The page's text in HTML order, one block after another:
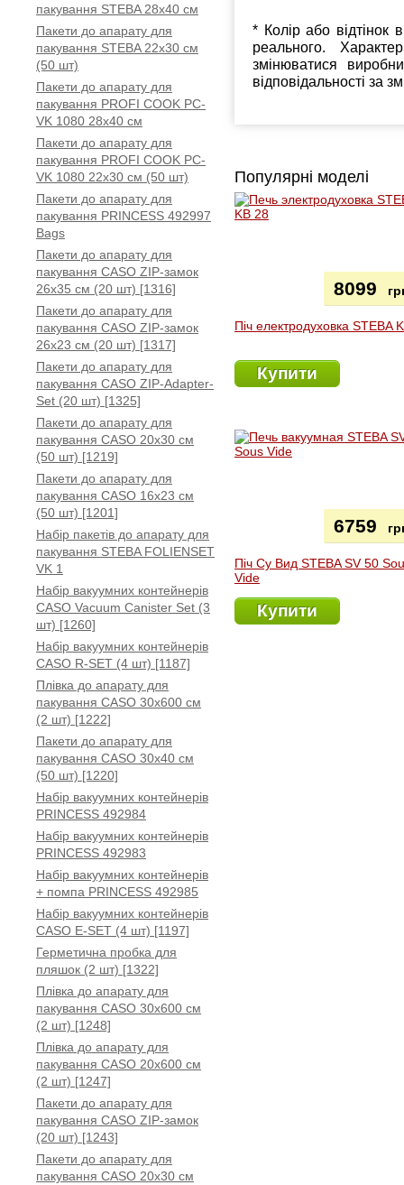
пакування STEBA 28x40 см
Пакети до апарату для
пакування STEBA 22x30 см
(50 шт)
Пакети до апарату для
пакування PROFI COOK PC-
VK 1080 28x40 см
Пакети до апарату для
пакування PROFI COOK PC-
VK 1080 22x30 см (50 шт)
Пакети до апарату для
пакування PRINCESS 492997
Bags
Пакети до апарату для
пакування CASO ZIP-замок
26x35 см (20 шт) [1316]
Пакети до апарату для
пакування CASO ZIP-замок
26x23 см (20 шт) [1317]
Пакети до апарату для
пакування CASO ZIP-Adapter-
Set (20 шт) [1325]
Пакети до апарату для
пакування CASO 20х30 см
(50 шт) [1219]
Пакети до апарату для
пакування CASO 16x23 см
(50 шт) [1201]
Набір пакетів до апарату для
пакування STEBA FOLIENSET
VK 1
Набір вакуумних контейнерів
CASO Vacuum Canister Set (3
шт) [1260]
Набір вакуумних контейнерів
CASO R-SET (4 шт) [1187]
Плівка до апарату для
пакування CASO 30x600 см
(2 шт) [1222]
Пакети до апарату для
пакування CASO 30x40 см
(50 шт) [1220]
Набір вакуумних контейнерів
PRINCESS 492984
Набір вакуумних контейнерів
PRINCESS 492983
Набір вакуумних контейнерів
+ помпа PRINCESS 492985
Набір вакуумних контейнерів
CASO E-SET (4 шт) [1197]
Герметична пробка для
пляшок (2 шт) [1322]
Плівка до апарату для
пакування CASO 30x600 см
(2 шт) [1248]
Плівка до апарату для
пакування CASO 20x600 см
(2 шт) [1247]
Пакети до апарату для
пакування CASO ZIP-замок
(20 шт) [1243]
Пакети до апарату для
пакування CASO 20x30 см
* Колір або відтінок
реального.
змінюватися
відповідальності за
Популярні моделі
Піч електродуховка STEBA
8099
Купити
Піч Су Вид STEBA SV 50
Vide
6759
Купити